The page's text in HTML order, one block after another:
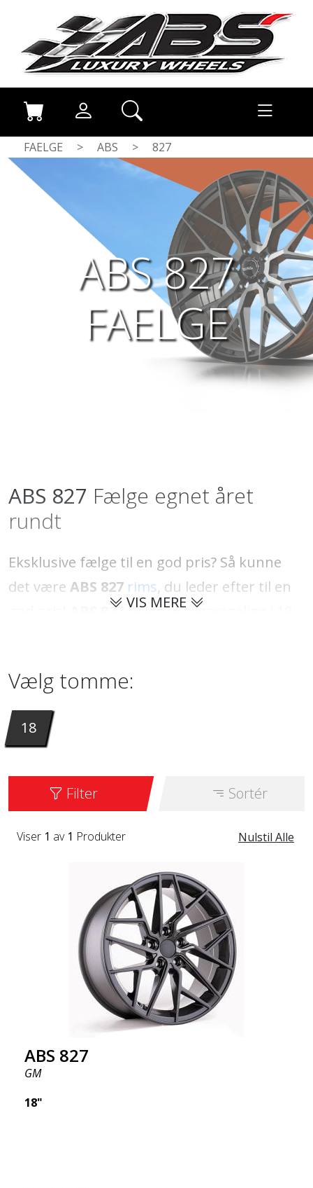
FAELGE > ABS > 827
ABS 827
FAELGE
ABS 827 Fælge egnet året
rundt
Eksklusive fælge til en god pris? Så kunne
det være ABS 827 rims, du leder efter til en
ABS 827 fælge er tilgængelige i 18
VIS MERE
Vælg tomme:
18
Filter Sortér
Nulstil Alle
Viser 1 av 1 Produkter
ABS 827
GM
18"